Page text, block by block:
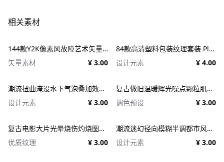
相关素材
144款Y2K像素风故障艺术矢量元素 Dithering Bitmap Vector Shapes Collection
矢量素材
¥ 3.00
84款高清塑料包装纹理套装 Plastic Textures
设计元素
¥ 4.00
潮流扭曲淹没水下气泡叠加效果照片人像修图PS特效滤镜插件样机 Deluge Underwater Photo Effect
设计元素
¥ 3.00
复古做旧温暖辉光噪点颗粒肌理人像图像修图PS特效滤镜插件样机模板+LUT调色预设 EFCO LOOKS: VERSION 1.0
调色预设
¥ 3.00
复古电影大片光晕烧伤灼烧图片照片后期处理特效PSD样机 Light Leaks Overlays Template
优质纹理
¥ 3.00
潮流迷幻径向模糊半调都市风人像图像PS修图特效滤镜样机模板 Halftone Spinning Blur Photo Effect
设计元素
¥ 3.00